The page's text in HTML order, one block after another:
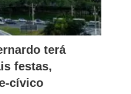
terá
festas,
cívico